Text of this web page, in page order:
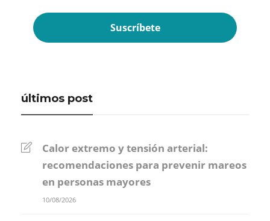
últimos post
Calor extremo y tensión arterial:
recomendaciones para prevenir mareos
en personas mayores
10/08/2026